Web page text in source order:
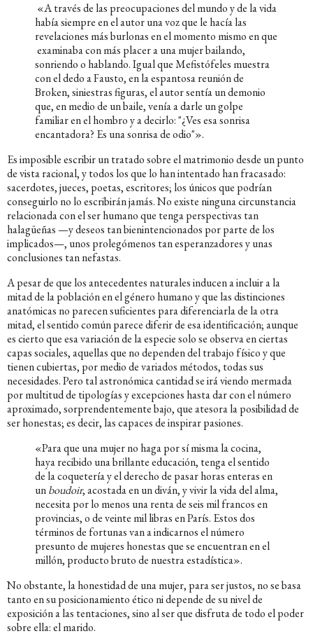
«A través de las preocupaciones del mundo y de la vida
había siempre en el autor una voz que le hacía las
revelaciones más burlonas en el momento mismo en que
examinaba con más placer a una mujer bailando,
sonriendo o hablando. Igual que Mefistófeles muestra
con el dedo a Fausto, en la espantosa reunión de
Broken, siniestras figuras, el autor sentía un demonio
que, en medio de un baile, venía a darle un golpe
familiar en el hombro y a decirlo: "¿Ves esa sonrisa
encantadora? Es una sonrisa de odio"».
Es imposible escribir un tratado sobre el matrimonio desde un punto
de vista racional, y todos los que lo han intentado han fracasado:
sacerdotes, jueces, poetas, escritores; los únicos que podrían
conseguirlo no lo escribirán jamás. No existe ninguna circunstancia
relacionada con el ser humano que tenga perspectivas tan
halagüeñas —y deseos tan bienintencionados por parte de los
implicados—, unos prolegómenos tan esperanzadores y unas
conclusiones tan nefastas.
A pesar de que los antecedentes naturales inducen a incluir a la
mitad de la población en el género humano y que las distinciones
anatómicas no parecen suficientes para diferenciarla de la otra
mitad, el sentido común parece diferir de esa identificación; aunque
es cierto que esa variación de la especie solo se observa en ciertas
capas sociales, aquellas que no dependen del trabajo físico y que
tienen cubiertas, por medio de variados métodos, todas sus
necesidades. Pero tal astronómica cantidad se irá viendo mermada
por multitud de tipologías y excepciones hasta dar con el número
aproximado, sorprendentemente bajo, que atesora la posibilidad de
ser honestas; es decir, las capaces de inspirar pasiones.
«Para que una mujer no haga por sí misma la cocina,
haya recibido una brillante educación, tenga el sentido
de la coquetería y el derecho de pasar horas enteras en
unboudoir, acostada en un diván, y vivir la vida del alma,
necesita por lo menos una renta de seis mil francos en
provincias, o de veinte mil libras en París. Estos dos
términos de fortunas van a indicarnos el número
presunto de mujeres honestas que se encuentran en el
millón, producto bruto de nuestra estadística».
No obstante, la honestidad de una mujer, para ser justos, no se basa
tanto en su posicionamiento ético ni depende de su nivel de
exposición a las tentaciones, sino al ser que disfruta de todo el poder
sobre ella: el marido.